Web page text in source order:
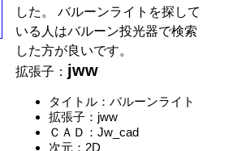
した。 バルーンライトを探して
いる人はバルーン投光器で検索
した方が良いです。
拡張子： jww
タイトル：バルーンライト
拡張子：jww
ＣＡＤ：Jw_cad
次元：2D